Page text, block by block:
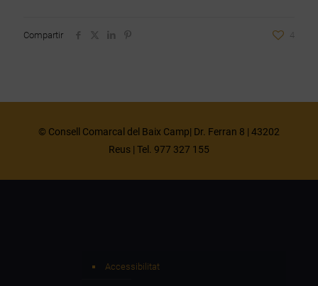
Compartir 4
© Consell Comarcal del Baix Camp| Dr. Ferran 8 | 43202
Reus | Tel. 977 327 155
Accessibilitat